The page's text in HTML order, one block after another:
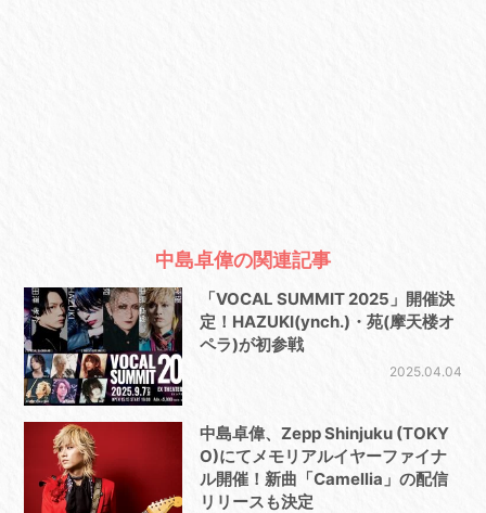
中島卓偉の関連記事
「VOCAL SUMMIT 2025」開催決
定！HAZUKI(ynch.)・苑(摩天楼オ
ペラ)が初参戦
2025.04.04
中島卓偉、Zepp Shinjuku (TOKY
O)にてメモリアルイヤーファイナ
ル開催！新曲「Camellia」の配信
リリースも決定